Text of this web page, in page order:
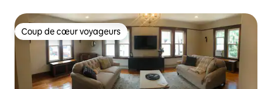
Coup de cœur voyageurs
Coup de cœur voyageurs